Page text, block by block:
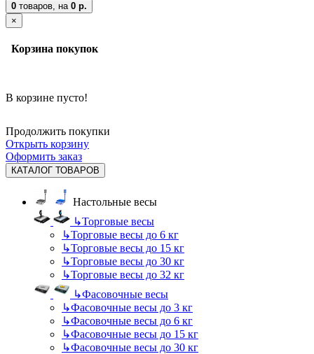
0 товаров, на 0 р.
×
Корзина покупок
В корзине пусто!
Продолжить покупки
Открыть корзину
Оформить заказ
КАТАЛОГ ТОВАРОВ
Настольные весы
↳Торговые весы
↳Торговые весы до 6 кг
↳Торговые весы до 15 кг
↳Торговые весы до 30 кг
↳Торговые весы до 32 кг
↳Фасовочные весы
↳Фасовочные весы до 3 кг
↳Фасовочные весы до 6 кг
↳Фасовочные весы до 15 кг
↳Фасовочные весы до 30 кг